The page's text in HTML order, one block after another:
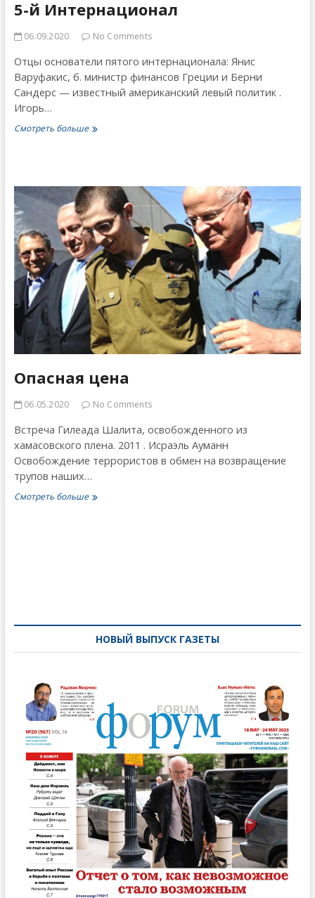
5-й Интернационал
06.09.2020 No Comments
Отцы основатели пятого интернационала: Янис
Варуфакис, б. министр финансов Греции и Берни
Сандерс — известный американский левый политик .
Игорь…
Смотреть больше5-
Опасная цена
06.05.2020 No Comments
Встреча Гилеада Шалита, освобожденного из
хамасовского плена. 2011 . Исраэль Ауманн
Освобождение террористов в обмен на возвращение
трупов наших…
Смотреть большеОпасная
НОВЫЙ ВЫПУСК ГАЗЕТЫ